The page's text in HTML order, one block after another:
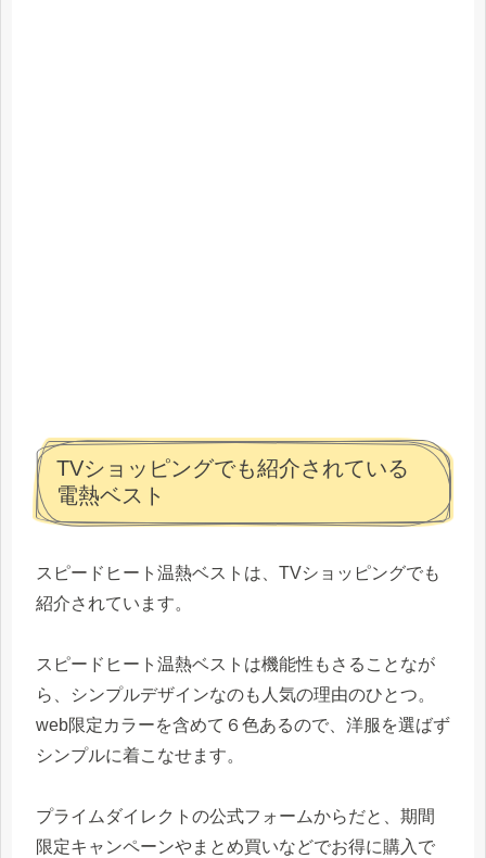
TVショッピングでも紹介されている
電熱ベスト
スピードヒート温熱ベストは、TVショッピングでも
紹介されています。
スピードヒート温熱ベストは機能性もさることなが
ら、シンプルデザインなのも人気の理由のひとつ。
web限定カラーを含めて６色あるので、洋服を選ばず
シンプルに着こなせます。
プライムダイレクトの公式フォームからだと、期間
限定キャンペーンやまとめ買いなどでお得に購入で